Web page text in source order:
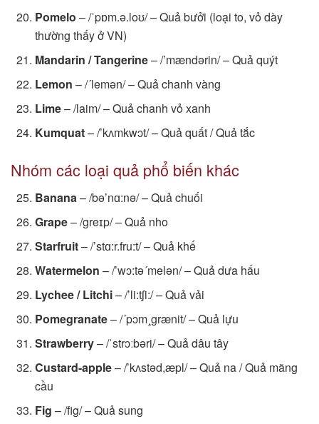
Pomelo – /ˈpɒm.ə.loʊ/ – Quả bưởi (loại to, vỏ dày
thường thấy ở VN)
Mandarin / Tangerine– /’mændərin/ – Quả quýt
Lemon – /´lemən/ – Quả chanh vàng
Lime– /laim/ – Quả chanh vỏ xanh
Kumquat– /’kʌmkwɔt/ – Quả quất / Quả tắc
Nhóm các loại quả phổ biến khác
Banana– /bə’nɑ:nə/ – Quả chuối
Grape– /greɪp/ – Quả nho
Starfruit– /’stɑ:r.fru:t/ – Quả khế
Watermelon – /’wɔ:tə´melən/ – Quả dưa hấu
Lychee / Litchi– /’li:tʃi:/ – Quả vải
Pomegranate– /´pɔm¸grænit/ – Quả lựu
Strawberry– /ˈstrɔːbəri/ – Quả dâu tây
Custard-apple– /’kʌstəd,æpl/ – Quả na / Quả mãng
cầu
Fig – /fig/ – Quả sung